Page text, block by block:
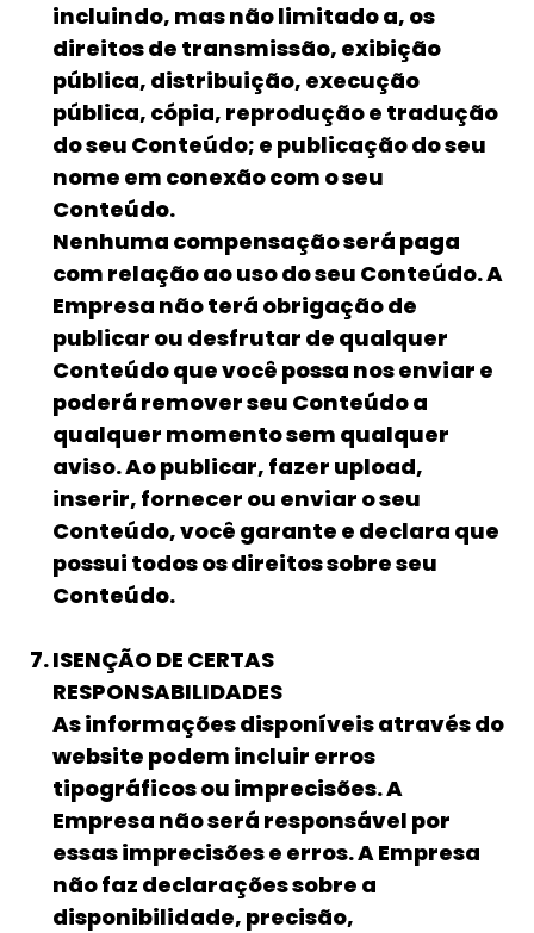
incluindo, mas não limitado a, os
direitos de transmissão, exibição
pública, distribuição, execução
pública, cópia, reprodução e tradução
do seu Conteúdo; e publicação do seu
nome em conexão com o seu
Conteúdo.
Nenhuma compensação será paga
com relação ao uso do seu Conteúdo. A
Empresa não terá obrigação de
publicar ou desfrutar de qualquer
Conteúdo que você possa nos enviar e
poderá remover seu Conteúdo a
qualquer momento sem qualquer
aviso. Ao publicar, fazer upload,
inserir, fornecer ou enviar o seu
Conteúdo, você garante e declara que
possui todos os direitos sobre seu
Conteúdo.
ISENÇÃO DE CERTAS
RESPONSABILIDADES
As informações disponíveis através do
website podem incluir erros
tipográficos ou imprecisões. A
Empresa não será responsável por
essas imprecisões e erros. A Empresa
não faz declarações sobre a
disponibilidade, precisão,